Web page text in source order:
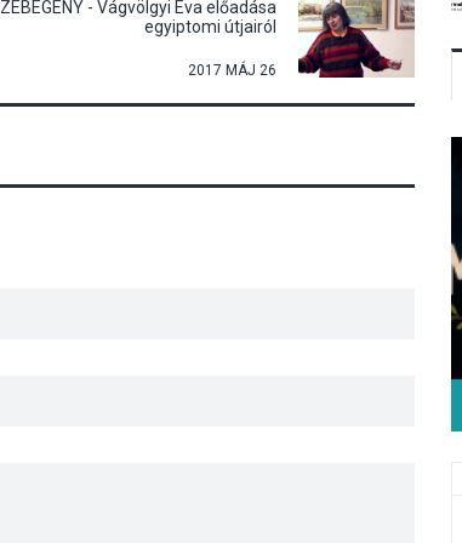
ZEBEGÉNY - Vágvölgyi Éva előadása
egyiptomi útjairól
2017 MÁJ 26